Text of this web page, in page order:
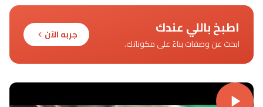
اطبخ باللي عندك
ابحث عن وصفات بناءً على مكوناتك.
جربه الآن